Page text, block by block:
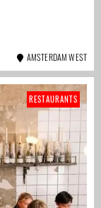
AMSTERDAM WEST
RESTAURANTS